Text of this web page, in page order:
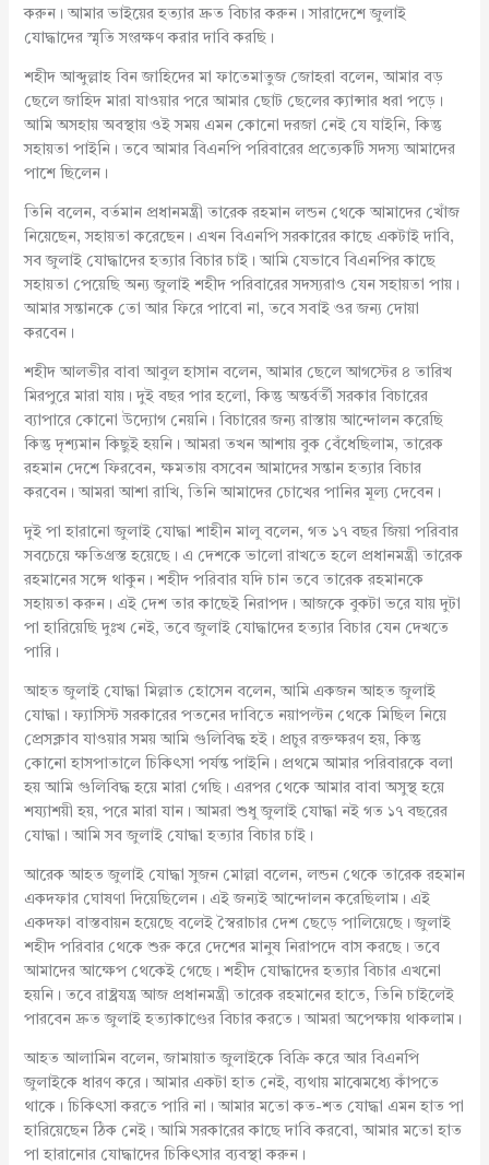
করুন। আমার ভাইয়ের হত্যার দ্রুত বিচার করুন। সারাদেশে জুলাই
যোদ্ধাদের স্মৃতি সংরক্ষণ করার দাবি করছি।
শহীদ আব্দুল্লাহ বিন জাহিদের মা ফাতেমাতুজ জোহরা বলেন, আমার বড়
ছেলে জাহিদ মারা যাওয়ার পরে আমার ছোট ছেলের ক্যান্সার ধরা পড়ে।
আমি অসহায় অবস্থায় ওই সময় এমন কোনো দরজা নেই যে যাইনি, কিন্তু
সহায়তা পাইনি। তবে আমার বিএনপি পরিবারের প্রত্যেকটি সদস্য আমাদের
পাশে ছিলেন।
তিনি বলেন, বর্তমান প্রধানমন্ত্রী তারেক রহমান লন্ডন থেকে আমাদের খোঁজ
নিয়েছেন, সহায়তা করেছেন। এখন বিএনপি সরকারের কাছে একটাই দাবি,
সব জুলাই যোদ্ধাদের হত্যার বিচার চাই। আমি যেভাবে বিএনপির কাছে
সহায়তা পেয়েছি অন্য জুলাই শহীদ পরিবারের সদস্যরাও যেন সহায়তা পায়।
আমার সন্তানকে তো আর ফিরে পাবো না, তবে সবাই ওর জন্য দোয়া
করবেন।
শহীদ আলভীর বাবা আবুল হাসান বলেন, আমার ছেলে আগস্টের ৪ তারিখ
মিরপুরে মারা যায়। দুই বছর পার হলো, কিন্তু অন্তর্বর্তী সরকার বিচারের
ব্যাপারে কোনো উদ্যোগ নেয়নি। বিচারের জন্য রাস্তায় আন্দোলন করেছি
কিন্তু দৃশ্যমান কিছুই হয়নি। আমরা তখন আশায় বুক বেঁধেছিলাম, তারেক
রহমান দেশে ফিরবেন, ক্ষমতায় বসবেন আমাদের সন্তান হত্যার বিচার
করবেন। আমরা আশা রাখি, তিনি আমাদের চোখের পানির মূল্য দেবেন।
দুই পা হারানো জুলাই যোদ্ধা শাহীন মালু বলেন, গত ১৭ বছর জিয়া পরিবার
সবচেয়ে ক্ষতিগ্রস্ত হয়েছে। এ দেশকে ভালো রাখতে হলে প্রধানমন্ত্রী তারেক
রহমানের সঙ্গে থাকুন। শহীদ পরিবার যদি চান তবে তারেক রহমানকে
সহায়তা করুন। এই দেশ তার কাছেই নিরাপদ। আজকে বুকটা ভরে যায় দুটা
পা হারিয়েছি দুঃখ নেই, তবে জুলাই যোদ্ধাদের হত্যার বিচার যেন দেখতে
পারি।
আহত জুলাই যোদ্ধা মিল্লাত হোসেন বলেন, আমি একজন আহত জুলাই
যোদ্ধা। ফ্যাসিস্ট সরকারের পতনের দাবিতে নয়াপল্টন থেকে মিছিল নিয়ে
প্রেসক্লাব যাওয়ার সময় আমি গুলিবিদ্ধ হই। প্রচুর রক্তক্ষরণ হয়, কিন্তু
কোনো হাসপাতালে চিকিৎসা পর্যন্ত পাইনি। প্রথমে আমার পরিবারকে বলা
হয় আমি গুলিবিদ্ধ হয়ে মারা গেছি। এরপর থেকে আমার বাবা অসুস্থ হয়ে
শয্যাশয়ী হয়, পরে মারা যান। আমরা শুধু জুলাই যোদ্ধা নই গত ১৭ বছরের
যোদ্ধা। আমি সব জুলাই যোদ্ধা হত্যার বিচার চাই।
আরেক আহত জুলাই যোদ্ধা সুজন মোল্লা বলেন, লন্ডন থেকে তারেক রহমান
একদফার ঘোষণা দিয়েছিলেন। এই জন্যই আন্দোলন করেছিলাম। এই
একদফা বাস্তবায়ন হয়েছে বলেই স্বৈরাচার দেশ ছেড়ে পালিয়েছে। জুলাই
শহীদ পরিবার থেকে শুরু করে দেশের মানুষ নিরাপদে বাস করছে। তবে
আমাদের আক্ষেপ থেকেই গেছে। শহীদ যোদ্ধাদের হত্যার বিচার এখনো
হয়নি। তবে রাষ্ট্রযন্ত্র আজ প্রধানমন্ত্রী তারেক রহমানের হাতে, তিনি চাইলেই
পারবেন দ্রুত জুলাই হত্যাকাণ্ডের বিচার করতে। আমরা অপেক্ষায় থাকলাম।
আহত আলামিন বলেন, জামায়াত জুলাইকে বিক্রি করে আর বিএনপি
জুলাইকে ধারণ করে। আমার একটা হাত নেই, ব্যথায় মাঝেমধ্যে কাঁপতে
থাকে। চিকিৎসা করতে পারি না। আমার মতো কত-শত যোদ্ধা এমন হাত পা
হারিয়েছেন ঠিক নেই। আমি সরকারের কাছে দাবি করবো, আমার মতো হাত
পা হারানোর যোদ্ধাদের চিকিৎসার ব্যবস্থা করুন।